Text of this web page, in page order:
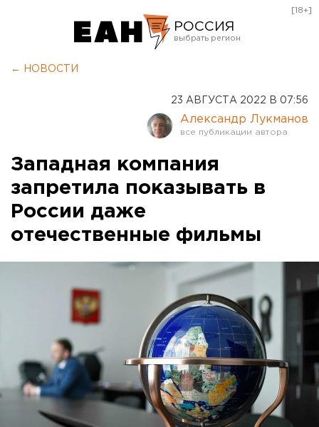
РОССИЯ
Оренбург
[18+]
← НОВОСТИ
23 АВГУСТА 2022 В 07:56
Александр Лукманов
Западная компания
запретила показывать в
России даже
отечественные фильмы